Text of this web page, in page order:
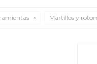
Martillos y